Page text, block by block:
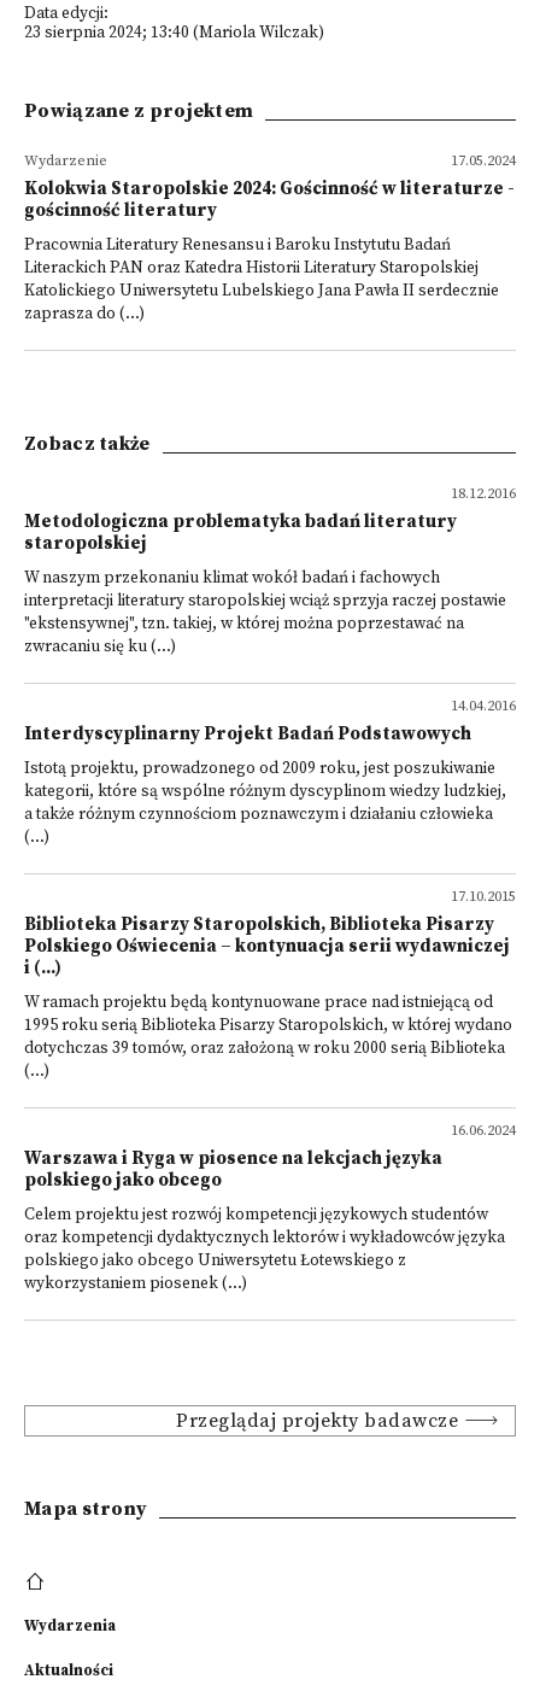
Data edycji:
23 sierpnia 2024; 13:40 (Mariola Wilczak)
Powiązane z projektem
17.05.2024
Wydarzenie
Kolokwia Staropolskie 2024: Gościnność w literaturze -
gościnność literatury
Pracownia Literatury Renesansu i Baroku Instytutu Badań
Literackich PAN oraz Katedra Historii Literatury Staropolskiej
Katolickiego Uniwersytetu Lubelskiego Jana Pawła II serdecznie
zaprasza do (...)
Zobacz także
18.12.2016
Metodologiczna problematyka badań literatury
staropolskiej
W naszym przekonaniu klimat wokół badań i fachowych
interpretacji literatury staropolskiej wciąż sprzyja raczej postawie
"ekstensywnej", tzn. takiej, w której można poprzestawać na
zwracaniu się ku (...)
14.04.2016
Interdyscyplinarny Projekt Badań Podstawowych
Istotą projektu, prowadzonego od 2009 roku, jest poszukiwanie
kategorii, które są wspólne różnym dyscyplinom wiedzy ludzkiej,
a także różnym czynnościom poznawczym i działaniu człowieka
(...)
17.10.2015
Biblioteka Pisarzy Staropolskich, Biblioteka Pisarzy
Polskiego Oświecenia – kontynuacja serii wydawniczej
i (...)
W ramach projektu będą kontynuowane prace nad istniejącą od
1995 roku serią Biblioteka Pisarzy Staropolskich, w której wydano
dotychczas 39 tomów, oraz założoną w roku 2000 serią Biblioteka
(...)
16.06.2024
Warszawa i Ryga w piosence na lekcjach języka
polskiego jako obcego
Celem projektu jest rozwój kompetencji językowych studentów
oraz kompetencji dydaktycznych lektorów i wykładowców języka
polskiego jako obcego Uniwersytetu Łotewskiego z
wykorzystaniem piosenek (...)
Przeglądaj projekty badawcze
Mapa strony
Wydarzenia
Aktualności